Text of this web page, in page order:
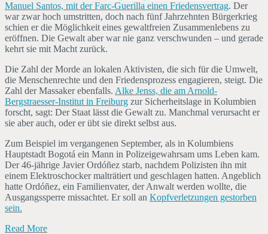
Manuel Santos, mit der Farc-Guerilla einen Friedensvertrag. Der
war zwar hoch umstritten, doch nach fünf Jahrzehnten Bürgerkrieg
schien er die Möglichkeit eines gewaltfreien Zusammenlebens zu
eröffnen. Die Gewalt aber war nie ganz verschwunden – und gerade
kehrt sie mit Macht zurück.
Die Zahl der Morde an lokalen Aktivisten, die sich für die Umwelt,
die Menschenrechte und den Friedensprozess engagieren, steigt. Die
Zahl der Massaker ebenfalls. Alke Jenss, die am Arnold-
Bergstraesser-Institut in Freiburg zur Sicherheitslage in Kolumbien
forscht, sagt: Der Staat lässt die Gewalt zu. Manchmal verursacht er
sie aber auch, oder er übt sie direkt selbst aus.
Zum Beispiel im vergangenen September, als in Kolumbiens
Hauptstadt Bogotá ein Mann in Polizeigewahrsam ums Leben kam.
Der 46-jährige Javier Ordóñez starb, nachdem Polizisten ihn mit
einem Elektroschocker malträtiert und geschlagen hatten. Angeblich
hatte Ordóñez, ein Familienvater, der Anwalt werden wollte, die
Ausgangssperre missachtet. Er soll an Kopfverletzungen gestorben
sein.
Read More